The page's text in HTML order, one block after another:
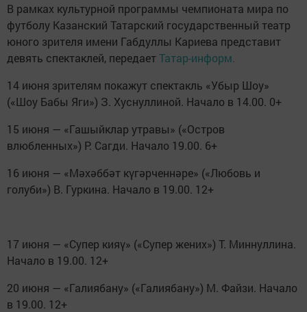
В рамках культурной программы чемпионата мира по
футболу Казанский Татарский государственный театр
юного зрителя имени Габдуллы Кариева представит
девять спектаклей, передаетТатар-информ.
14 июня зрителям покажут спектакль «Убыр Шоу»
(«Шоу Бабы Яги») З. Хуснуллиной. Начало в 14.00. 0+
15 июня — «Гашыйклар утравы» («Остров
влюбленных») Р. Сагди. Начало 19.00. 6+
16 июня — «Мәхәббәт күгәрченнәре» («Любовь и
голуби») В. Гуркина. Начало в 19.00. 12+
17 июня — «Супер кияү» («Супер жених») Т. Миннуллина.
Начало в 19.00. 12+
20 июня — «Галиябану» («Галиябану») М. Файзи. Начало
в 19.00. 12+